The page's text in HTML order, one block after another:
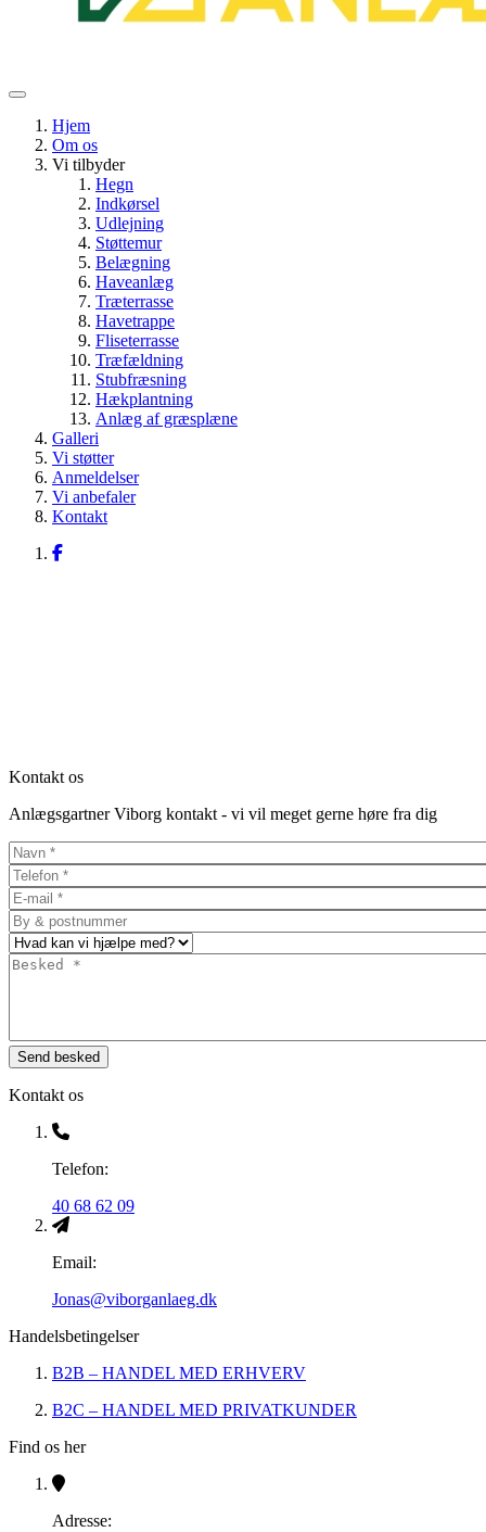
Hjem
Om os
Vi tilbyder
Hegn
Indkørsel
Udlejning
Støttemur
Belægning
Haveanlæg
Træterrasse
Havetrappe
Fliseterrasse
Træfældning
Stubfræsning
Hækplantning
Anlæg af græsplæne
Galleri
Vi støtter
Anmeldelser
Vi anbefaler
Kontakt
Kontakt os
Anlægsgartner Viborg kontakt - vi vil meget gerne høre fra dig
Kontakt os
Telefon:
40 68 62 09
Email:
Jonas@viborganlaeg.dk
Handelsbetingelser
B2B – HANDEL MED ERHVERV
B2C – HANDEL MED PRIVATKUNDER
Find os her
Adresse: